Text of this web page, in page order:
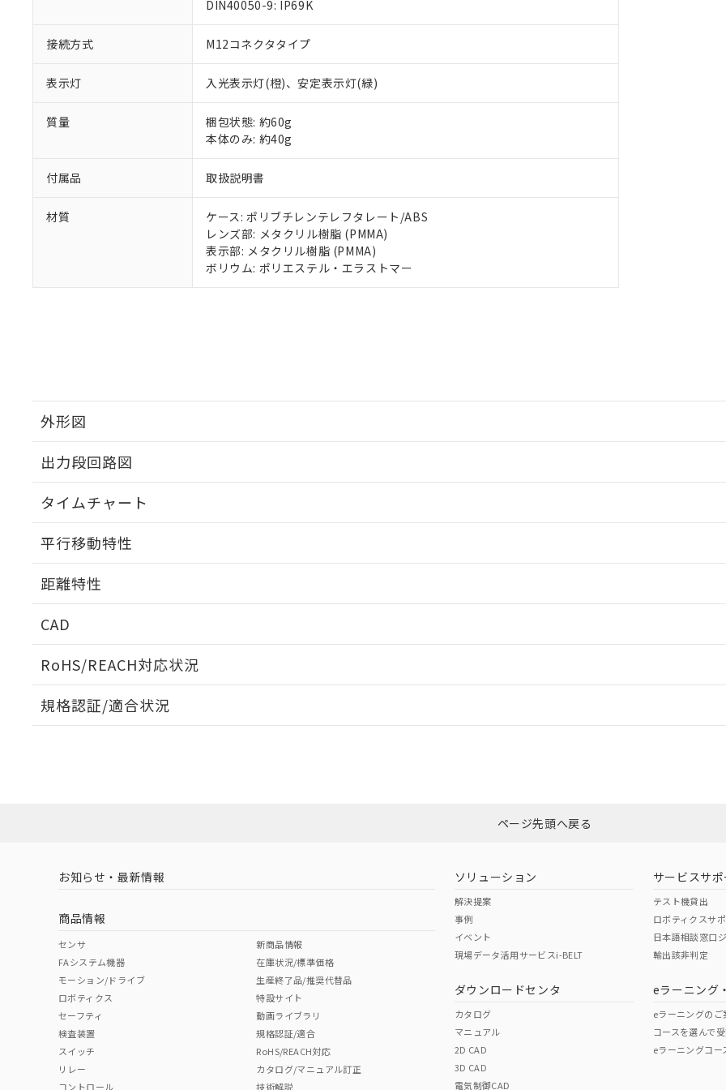
DIN40050-9: IP69K
接続方式 M12コネクタタイプ
表示灯 入光表示灯(橙)、安定表示灯(緑)
質量
梱包状態: 約60g
本体のみ: 約40g
付属品 取扱説明書
材質
ケース: ポリブチレンテレフタレート/ABS
レンズ部: メタクリル樹脂 (PMMA)
表示部: メタクリル樹脂 (PMMA)
ボリウム: ポリエステル・エラストマー
外形図
出力段回路図
タイムチャート
平行移動特性
距離特性
CAD
RoHS/REACH対応状況
EU RoHS 注意事項・凡例
ダウンロードはこちら
中国 RoHS 注意事項・凡例
中国 RoHS表
Pb Hg Cr(VI)
規格認証/適合状況
（イギリス
（ノルウェー
（日本
（アメリカ
この製品の規格認証/適合
その他の認証はこちらのページからご
混在することから備考欄に対応日を記載しておりました。
既に当社にて対応品への在庫切替を完了していることから、特段のことがない限り、
り割愛しております。
ページ先頭へ戻る
お知らせ・最新情報
商品情報
センサ
FAシステム機器
モーション/ドライブ
ロボティクス
セーフティ
検査装置
スイッチ
リレー
コントロール
新商品情報
在庫状況/標準価格
生産終了品/推奨代替品
特設サイト
動画ライブラリ
規格認証/適合
RoHS/REACH対応
カタログ/マニュアル訂正
技術解説
ソリューション
解決提案
事例
イベント
現場データ活用サービスi-BELT
ダウンロードセンタ
カタログ
マニュアル
2D CAD
3D CAD
電気制御CAD
サービスサポ
テスト機貸出
ロボティクスサ
日本語相談窓口
輸出該非判定
eラーニング
eラーニングのご
コースを選んで
eラーニングコー